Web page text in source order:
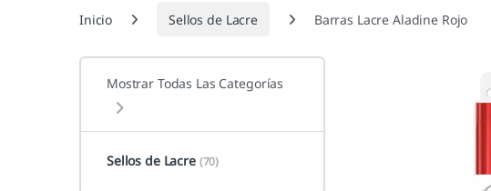
Inicio Sellos de Lacre Barras Lacre Aladine Rojo
Mostrar Todas Las Categorías
Sellos de Lacre (70)